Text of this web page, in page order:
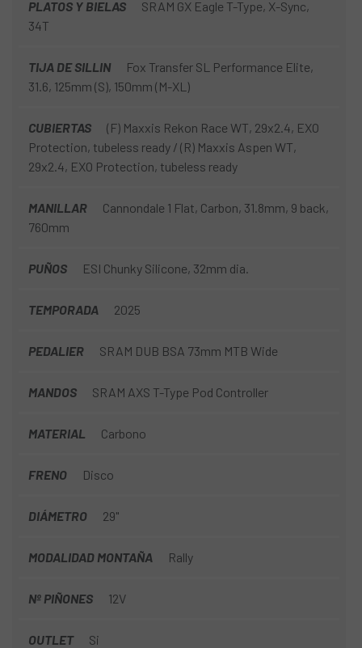
PLATOS Y BIELAS
SRAM GX Eagle T-Type, X-Sync,
34T
TIJA DE SILLIN
Fox Transfer SL Performance Elite,
31.6, 125mm (S), 150mm (M-XL)
CUBIERTAS
(F) Maxxis Rekon Race WT, 29x2.4, EXO
Protection, tubeless ready / (R) Maxxis Aspen WT,
29x2.4, EXO Protection, tubeless ready
MANILLAR
Cannondale 1 Flat, Carbon, 31.8mm, 9 back,
760mm
PUÑOS ESI Chunky Silicone, 32mm dia.
TEMPORADA 2025
PEDALIER SRAM DUB BSA 73mm MTB Wide
MANDOS SRAM AXS T-Type Pod Controller
MATERIAL Carbono
FRENO Disco
DIÁMETRO 29"
MODALIDAD MONTAÑA Rally
Nº PIÑONES 12V
OUTLET Si